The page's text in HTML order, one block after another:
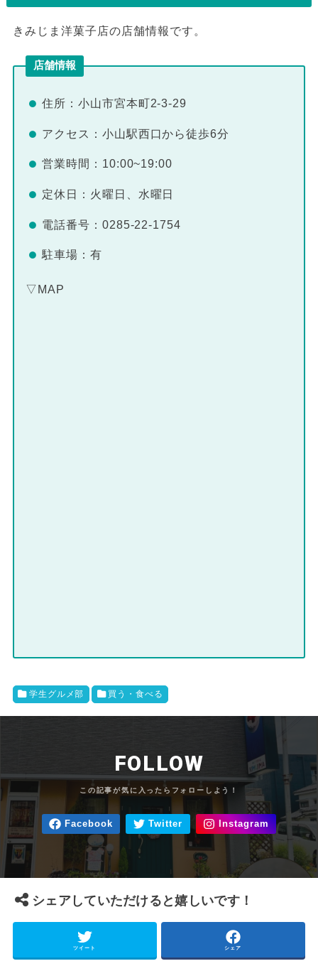
きみじま洋菓子店の店舗情報です。
店舗情報
住所：小山市宮本町2-3-29
アクセス：小山駅西口から徒歩6分
営業時間：10:00~19:00
定休日：火曜日、水曜日
電話番号：0285-22-1754
駐車場：有
▽MAP
学生グルメ部 買う・食べる
FOLLOW
シェアしていただけると嬉しいです！
ツイート シェア